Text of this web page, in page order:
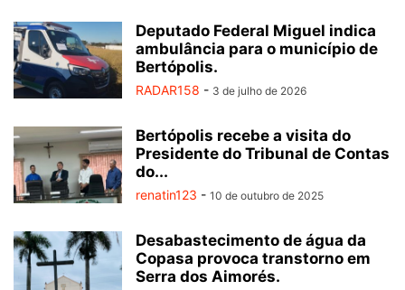
Deputado Federal Miguel indica
ambulância para o município de
Bertópolis.
RADAR158 - 3 de julho de 2026
Bertópolis recebe a visita do
Presidente do Tribunal de Contas
do...
renatin123 - 10 de outubro de 2025
Desabastecimento de água da
Copasa provoca transtorno em
Serra dos Aimorés.